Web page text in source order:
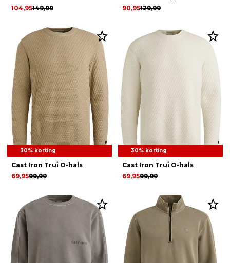
149,99
104,95
129,99
90,95
30% korting
Cast Iron Trui O-hals
99,99
69,95
30% korting
Cast Iron Trui O-hals
99,99
69,95